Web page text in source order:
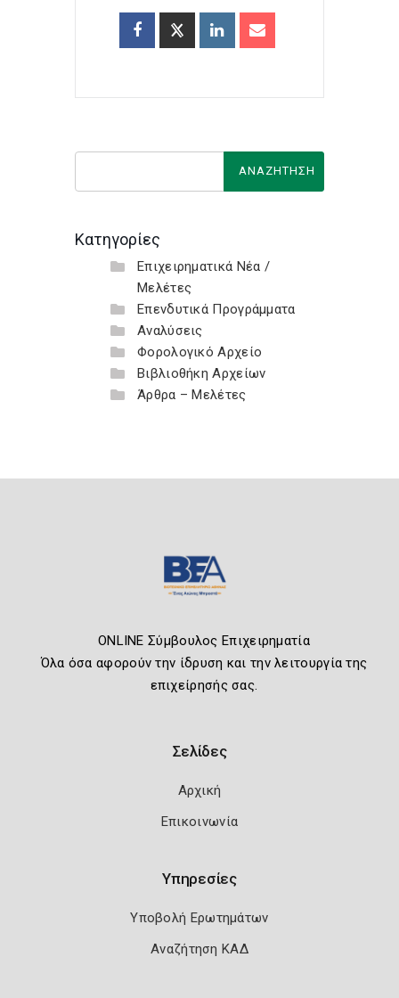
Κατηγορίες
Επιχειρηματικά Νέα /
Μελέτες
Επενδυτικά Προγράμματα
Αναλύσεις
Φορολογικό Αρχείο
Βιβλιοθήκη Αρχείων
Άρθρα – Μελέτες
ONLINE Σύμβουλος Επιχειρηματία
Όλα όσα αφορούν την ίδρυση και την λειτουργία της
επιχείρησής σας.
Σελίδες
Αρχική
Επικοινωνία
Υπηρεσίες
Υποβολή Ερωτημάτων
Αναζήτηση ΚΑΔ